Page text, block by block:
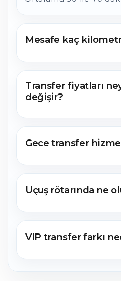
Mesafe kaç
Transfer fiyatları
değişir?
Gece transfer
Uçuş rötarında ne
VIP transfer farkı